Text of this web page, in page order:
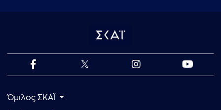
Όμιλος ΣΚΑΪ